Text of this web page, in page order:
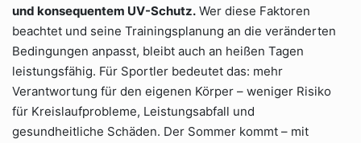
und konsequentem UV-Schutz. Wer diese Faktoren
beachtet und seine Trainingsplanung an die veränderten
Bedingungen anpasst, bleibt auch an heißen Tagen
leistungsfähig. Für Sportler bedeutet das: mehr
Verantwortung für den eigenen Körper – weniger Risiko
für Kreislaufprobleme, Leistungsabfall und
gesundheitliche Schäden. Der Sommer kommt – mit